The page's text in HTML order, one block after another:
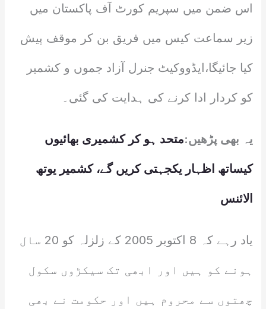
اس ضمن میں سپریم کورٹ آف پاکستان میں
زیر سماعت کیس میں فریق بن کر موقف پیش
کیا جائیگا،ایڈووکیٹ جنرل آزاد جموں و کشمیر
کو کردار ادا کرنے کی ہدایت کی گئی۔
یہ بھی پڑھیں:متحد ہو کر کشمیری بھائیوں
کیساتھ اظہار یکجہتی کریں گے، کشمیر یوتھ
الائنس
یاد رہے کہ 8 اکتوبر 2005 کے زلزلہ کو 20 سال
ہونے کو ہیں اور ابھی تک سیکڑوں سکول
چھتوں سے محروم ہیں اور حکومت نے بھی